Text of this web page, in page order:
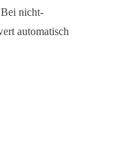
nicht-
automatisch